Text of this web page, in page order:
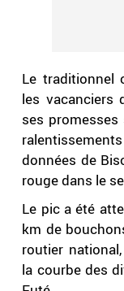
Le traditionnel
les vacanciers
ses
données de
rouge dans le
Le pic a été
km de
routier
la courbe des